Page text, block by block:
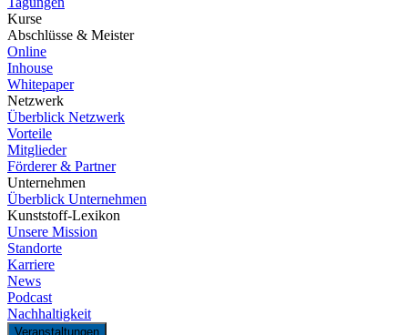
Kurse
Abschlüsse & Meister
Online
Inhouse
Whitepaper
Netzwerk
Überblick Netzwerk
Vorteile
Mitglieder
Förderer & Partner
Unternehmen
Überblick Unternehmen
Kunststoff-Lexikon
Unsere Mission
Standorte
Karriere
News
Podcast
Nachhaltigkeit
Veranstaltungen